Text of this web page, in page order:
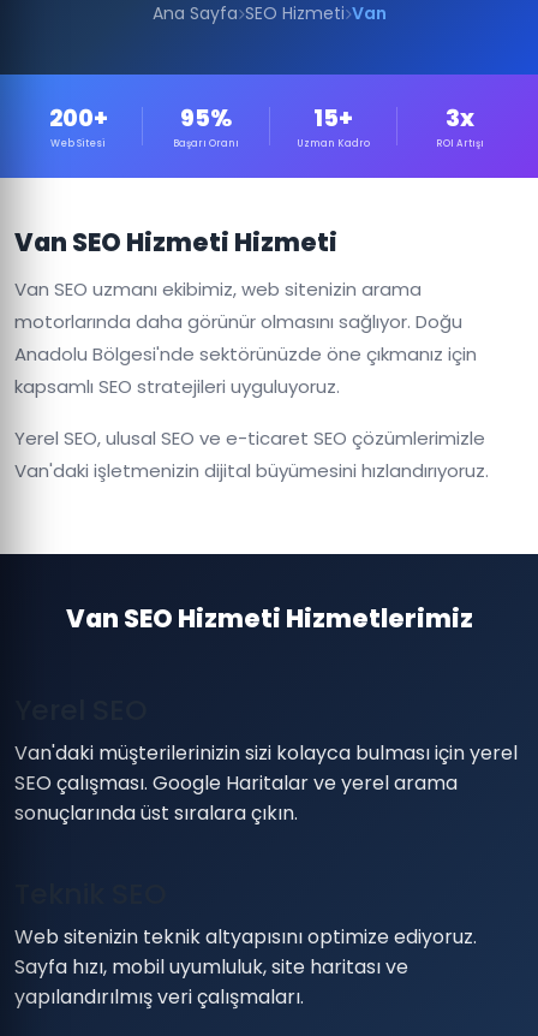
Ana Sayfa SEO Hizmeti Van
200+
Web Sitesi
95%
Başarı Oranı
15+
Uzman Kadro
3x
ROI Artışı
Van SEO Hizmeti Hizmeti
Van SEO uzmanı ekibimiz, web sitenizin arama
motorlarında daha görünür olmasını sağlıyor. Doğu
Anadolu Bölgesi'nde sektörünüzde öne çıkmanız için
kapsamlı SEO stratejileri uyguluyoruz.
Yerel SEO, ulusal SEO ve e-ticaret SEO çözümlerimizle
Van'daki işletmenizin dijital büyümesini hızlandırıyoruz.
Van SEO Hizmeti Hizmetlerimiz
Van'daki müşterilerinizin sizi kolayca bulması için yerel
SEO çalışması. Google Haritalar ve yerel arama
sonuçlarında üst sıralara çıkın.
Web sitenizin teknik altyapısını optimize ediyoruz.
Sayfa hızı, mobil uyumluluk, site haritası ve
yapılandırılmış veri çalışmaları.